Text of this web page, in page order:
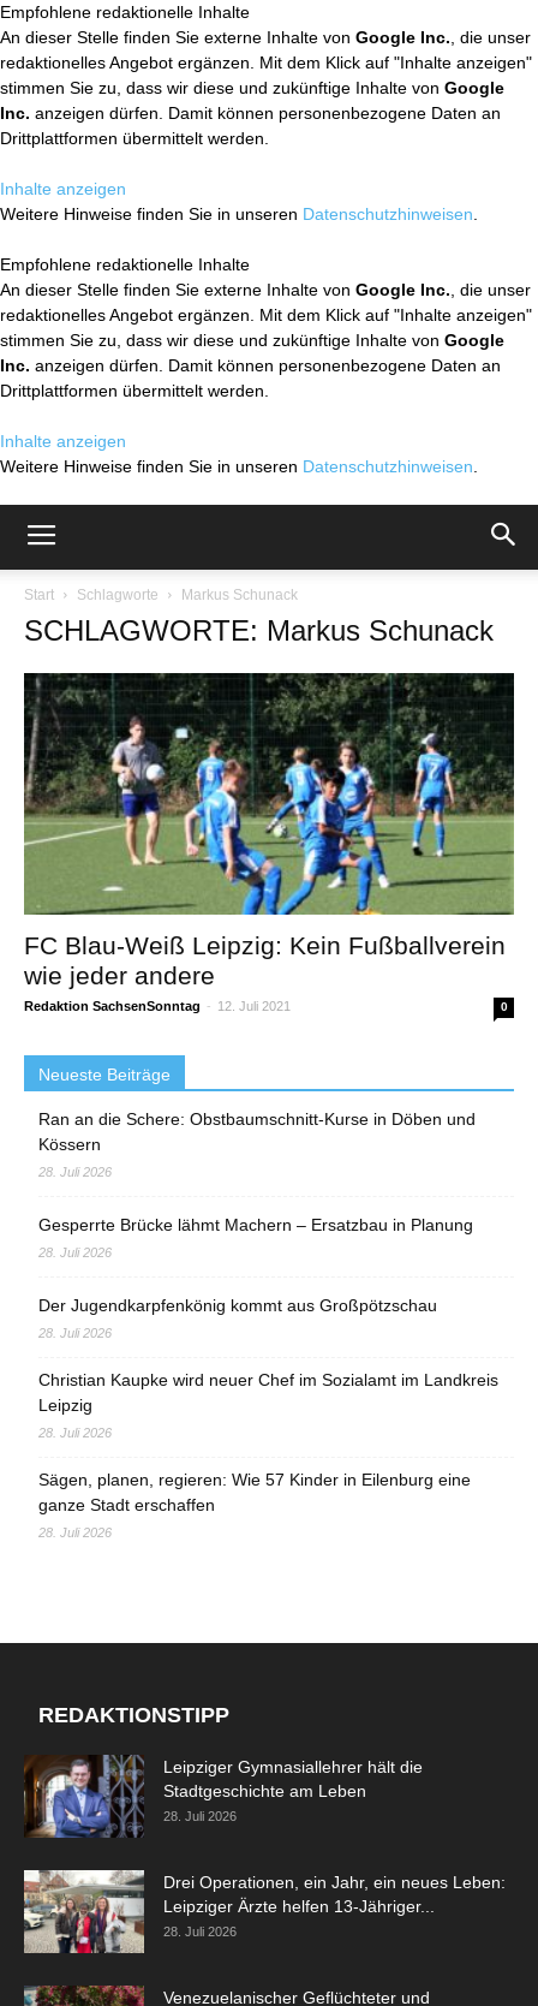
Empfohlene redaktionelle Inhalte
An dieser Stelle finden Sie externe Inhalte von Google Inc. , die unser
redaktionelles Angebot ergänzen. Mit dem Klick auf "Inhalte anzeigen"
stimmen Sie zu, dass wir diese und zukünftige Inhalte von Google
Inc. anzeigen dürfen. Damit können personenbezogene Daten an
Drittplattformen übermittelt werden.
Inhalte anzeigen
Weitere Hinweise finden Sie in unseren Datenschutzhinweisen
Empfohlene redaktionelle Inhalte
An dieser Stelle finden Sie externe Inhalte von Google Inc. , die unser
redaktionelles Angebot ergänzen. Mit dem Klick auf "Inhalte anzeigen"
stimmen Sie zu, dass wir diese und zukünftige Inhalte von Google
Inc. anzeigen dürfen. Damit können personenbezogene Daten an
Drittplattformen übermittelt werden.
Inhalte anzeigen
Weitere Hinweise finden Sie in unseren Datenschutzhinweisen
Start Schlagworte Markus Schunack
SCHLAGWORTE: Markus Schunack
FC Blau-Weiß Leipzig: Kein Fußballverein
wie jeder andere
Redaktion SachsenSonntag - 12. Juli 2021 0
Neueste Beiträge
Ran an die Schere: Obstbaumschnitt-Kurse in Döben und
Kössern
28. Juli 2026
Gesperrte Brücke lähmt Machern – Ersatzbau in Planung
28. Juli 2026
Der Jugendkarpfenkönig kommt aus Großpötzschau
28. Juli 2026
Christian Kaupke wird neuer Chef im Sozialamt im Landkreis
Leipzig
28. Juli 2026
Sägen, planen, regieren: Wie 57 Kinder in Eilenburg eine
ganze Stadt erschaffen
28. Juli 2026
REDAKTIONSTIPP
Leipziger Gymnasiallehrer hält die
Stadtgeschichte am Leben
28. Juli 2026
Drei Operationen, ein Jahr, ein neues Leben:
Leipziger Ärzte helfen 13-Jähriger...
28. Juli 2026
Venezuelanischer Geflüchteter und